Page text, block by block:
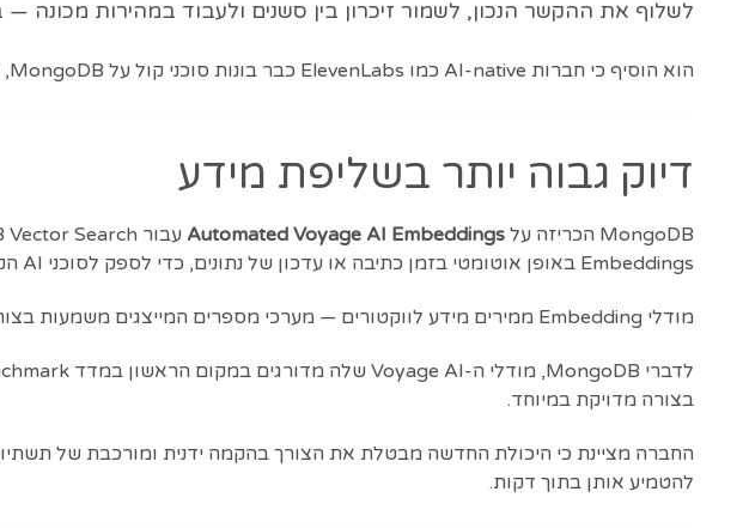
לשלוף את ההקשר הנכון, לשמור זיכרון בין סשנים ולעבוד במהירות מכונה —
הוא הוסיף כי חברות AI-native כמו ElevenLabs כבר בונות סוכני קול על MongoDB, וגופים גדולים כמו Lloyds Banking Group משתמשים בה עבור עומסי עבודה קריטיים.
דיוק גבוה יותר בשליפת מידע
MongoDB הכריזה על Automated Voyage AI Embeddings
Embeddings באופן אוטומטי בזמן כתיבה או עדכון של נתונים, כדי לספק לסוכני AI הקשר מדויק ועדכני בזמן אמת.
מודלי Embedding ממירים מידע לווקטורים — מערכי מספרים המייצגים משמעות בצורה מתמטית — ומאפשרים לסוכן למצוא מידע רלוונטי בצורה חכמה יותר.
בצורה מדויקת במיוחד.
להטמיע אותן בתוך דקות.